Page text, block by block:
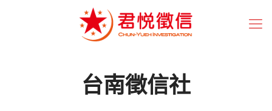
台南徵信社